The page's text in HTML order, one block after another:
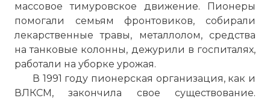
массовое тимуровское движение. Пионеры
помогали семьям фронтовиков, собирали
лекарственные травы, металлолом, средства
на танковые колонны, дежурили в госпиталях,
работали на уборке урожая.
В 1991 году пионерская организация, как и
ВЛКСМ, закончила свое существование.